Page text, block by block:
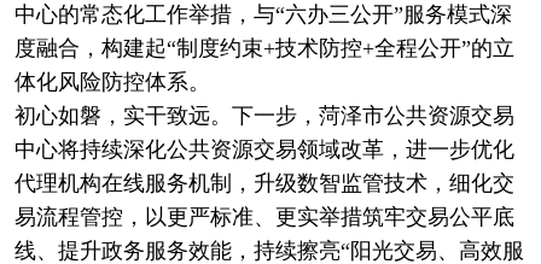
中心的常态化工作举措，与“六办三公开”服务模式深
度融合，构建起“制度约束+技术防控+全程公开”的立
体化风险防控体系。
初心如磐，实干致远。下一步，菏泽市公共资源交易
中心将持续深化公共资源交易领域改革，进一步优化
代理机构在线服务机制，升级数智监管技术，细化交
易流程管控，以更严标准、更实举措筑牢交易公平底
线、提升政务服务效能，持续擦亮“阳光交易、高效服